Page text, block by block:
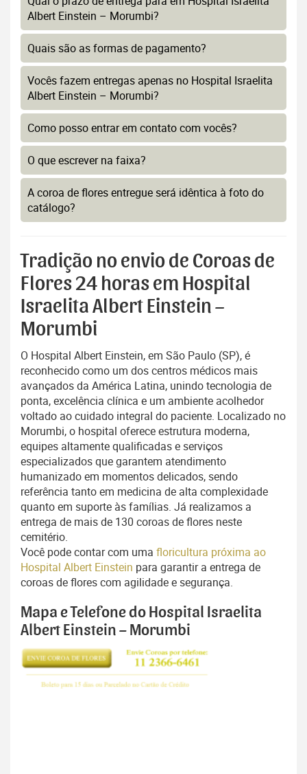
Albert Einstein – Morumbi?
Quais são as formas de pagamento?
Vocês fazem entregas apenas no Hospital Israelita
Albert Einstein – Morumbi?
Como posso entrar em contato com vocês?
O que escrever na faixa?
A coroa de flores entregue será idêntica à foto do
catálogo?
Tradição no envio de Coroas de
Flores 24 horas em Hospital
Israelita Albert Einstein –
Morumbi
O Hospital Albert Einstein, em São Paulo (SP), é
reconhecido como um dos centros médicos mais
avançados da América Latina, unindo tecnologia de
ponta, excelência clínica e um ambiente acolhedor
voltado ao cuidado integral do paciente. Localizado no
Morumbi, o hospital oferece estrutura moderna,
equipes altamente qualificadas e serviços
especializados que garantem atendimento
humanizado em momentos delicados, sendo
referência tanto em medicina de alta complexidade
quanto em suporte às famílias. Já realizamos a
entrega de mais de 130 coroas de flores neste
cemitério.
Você pode contar com uma floricultura próxima ao
Hospital Albert Einstein para garantir a entrega de
coroas de flores com agilidade e segurança.
Mapa e Telefone do Hospital Israelita
Albert Einstein – Morumbi